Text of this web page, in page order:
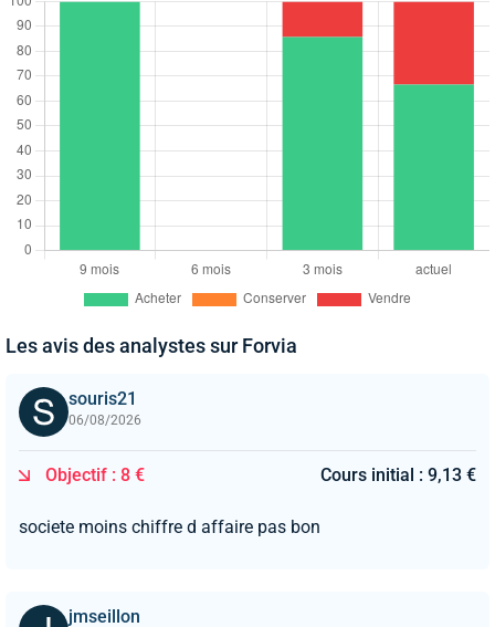
Les avis des analystes sur Forvia
souris21
06/08/2026
Objectif : 8 € Cours initial : 9,13 €
societe moins chiffre d affaire pas bon
jmseillon